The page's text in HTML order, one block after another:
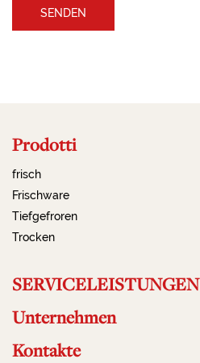
Prodotti
frisch
Frischware
Tiefgefroren
Trocken
SERVICELEISTUNGEN
Unternehmen
Kontakte